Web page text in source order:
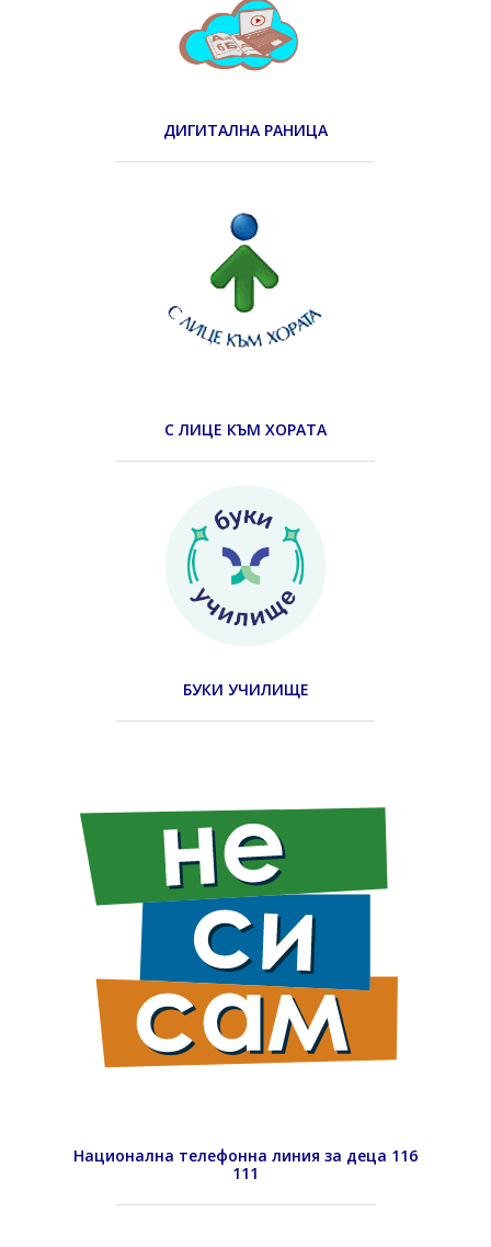
ДИГИТАЛНА РАНИЦА
С ЛИЦЕ КЪМ ХОРАТА
БУКИ УЧИЛИЩЕ
Национална телефонна линия за деца 116
111